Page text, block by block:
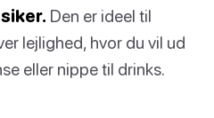
Den er ideel til
lejlighed, hvor du vil ud
eller nippe til drinks.